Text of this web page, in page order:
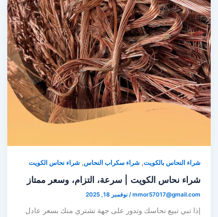
شراء النحاس بالكويت,شراء سكراب النحاس,شراء نحاس الكويت
شراء نحاس الكويت | سرعة، التزام، وسعر ممتاز
mmor57017@gmail.com
/نوفمبر 18, 2025
إذا تبي تبيع نحاسك وتدور على جهة تشتري منك بسعر عادل